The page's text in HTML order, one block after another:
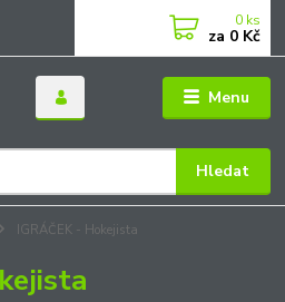
Menu
Hledat
0 ks
za 0 Kč
IGRÁČEK - Hokejista